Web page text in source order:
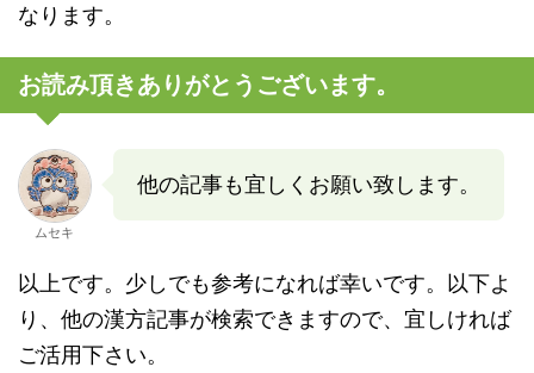
なります。
お読み頂きありがとうございます。
ムセキ
他の記事も宜しくお願い致します。
以上です。少しでも参考になれば幸いです。以下よ
り、他の漢方記事が検索できますので、宜しければ
ご活用下さい。